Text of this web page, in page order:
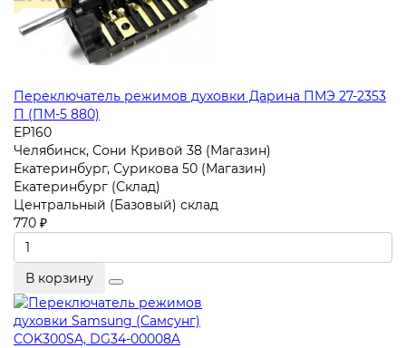
Переключатель режимов духовки Дарина ПМЭ 27-2353
П (ПМ-5 880)
EP160
Челябинск, Сони Кривой 38 (Магазин)
Екатеринбург, Сурикова 50 (Магазин)
Екатеринбург (Склад)
Центральный (Базовый) склад
770 ₽
В корзину